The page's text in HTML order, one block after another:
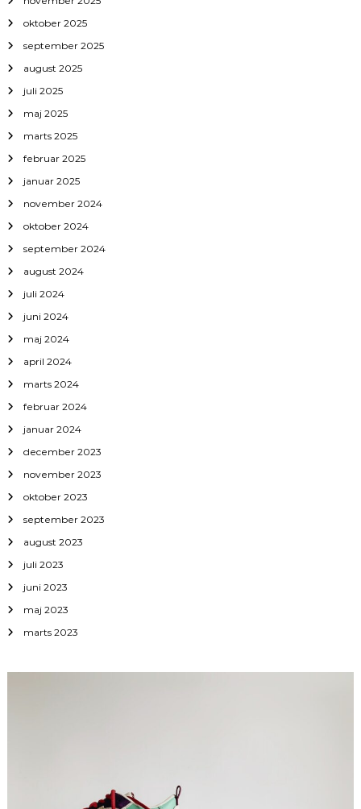
oktober 2025
september 2025
august 2025
juli 2025
maj 2025
marts 2025
februar 2025
januar 2025
november 2024
oktober 2024
september 2024
august 2024
juli 2024
juni 2024
maj 2024
april 2024
marts 2024
februar 2024
januar 2024
december 2023
november 2023
oktober 2023
september 2023
august 2023
juli 2023
juni 2023
maj 2023
marts 2023